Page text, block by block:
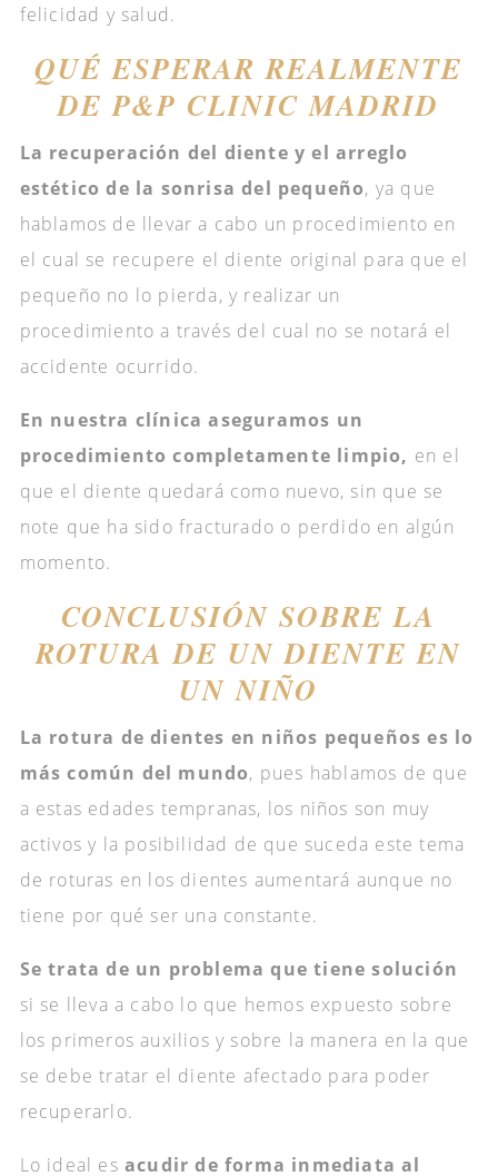
felicidad y salud.
QUÉ ESPERAR REALMENTE
DE P&P CLINIC MADRID
La recuperación del diente y el arreglo
estético de la sonrisa del pequeño, ya que
hablamos de llevar a cabo un procedimiento en
el cual se recupere el diente original para que el
pequeño no lo pierda, y realizar un
procedimiento a través del cual no se notará el
accidente ocurrido.
En nuestra clínica aseguramos un
procedimiento completamente limpio, en el
que el diente quedará como nuevo, sin que se
note que ha sido fracturado o perdido en algún
momento.
CONCLUSIÓN SOBRE LA
ROTURA DE UN DIENTE EN
UN NIÑO
La rotura de dientes en niños pequeños es lo
más común del mundo, pues hablamos de que
a estas edades tempranas, los niños son muy
activos y la posibilidad de que suceda este tema
de roturas en los dientes aumentará aunque no
tiene por qué ser una constante.
Se trata de un problema que tiene solución
si se lleva a cabo lo que hemos expuesto sobre
los primeros auxilios y sobre la manera en la que
se debe tratar el diente afectado para poder
recuperarlo.
Lo ideal esacudir de forma inmediata al